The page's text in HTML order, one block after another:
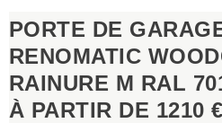
PORTE DE
RENOMATIC
RAINURE M RAL
À PARTIR DE 1210